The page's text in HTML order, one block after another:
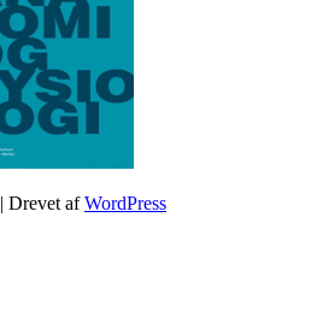
| Drevet afWordPress